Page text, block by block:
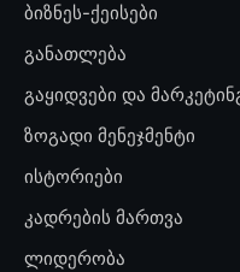
ბიზნეს-ქეისები
განათლება
გაყიდვები და
ზოგადი მენეჯმენტი
ისტორიები
კადრების მართვა
ლიდერობა